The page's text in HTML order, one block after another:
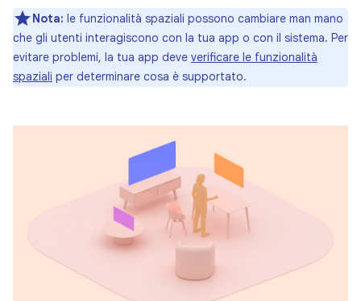
Nota: le funzionalità spaziali possono cambiare man mano
che gli utenti interagiscono con la tua app o con il sistema. Per
evitare problemi, la tua app deve verificare le funzionalità
spaziali per determinare cosa è supportato.